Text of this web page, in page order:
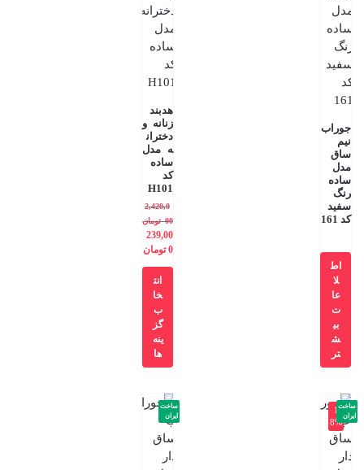
جوراب
نیم
ساق
مدل
ساده
رنگ
سفید
کد 161
اط
لا
عا
ت
بی
ش
تر
هدبند
زنانه و
دختران
ه مدل
ساده
کد
H101
2,420,0
00 تومان
239,00
0 تومان
انت
خا
ب
گز
ینه
ها
-1
8%
ساخت
ایران
ساخت
ایران